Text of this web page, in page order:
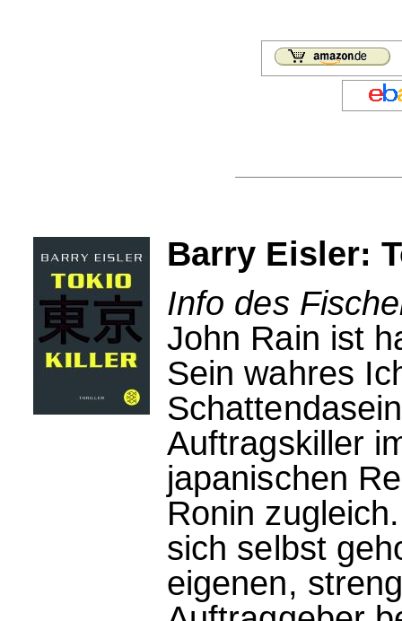
Barry Eisler:
Info des
John Rain ist
Sein wahres
Auftragskiller
japanischen
Ronin
sich selbst
eigenen,